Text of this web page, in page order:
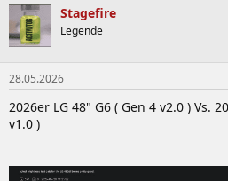
k
t
i
o
n
e
n
:
Stagefire
Legende
28.05.2026
2026er LG 48" G6 ( Gen 4 v2.0 ) Vs.
v1.0 )